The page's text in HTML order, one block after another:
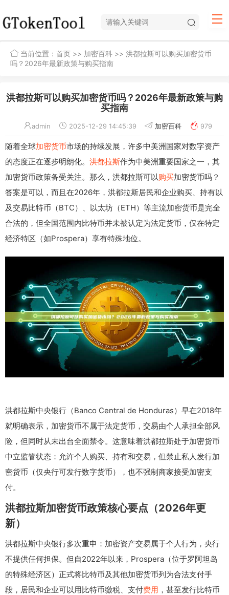
当前位置： 首页 >> 加密百科 >> 洪都拉斯可以购买加密货币
吗？2026年最新政策与购买指南
洪都拉斯可以购买加密货币吗？2026年最新政策与购
买指南
admin 2025-12-29 14:45:39 加密百科 979
随着全球加密货币市场的持续发展，许多中美洲国家对数字资产
的态度正在逐步明朗化。 洪都拉斯作为中美洲重要国家之一，其
加密货币政策备受关注。那么，洪都拉斯可以购买加密货币吗？
答案是可以，而且在2026年，洪都拉斯居民和企业购买、持有以
及交易比特币（BTC）、以太坊（ETH）等主流加密货币是完全
合法的，但全国范围内比特币并未被认定为法定货币，仅在特定
经济特区（如Prospera）享有特殊地位。
洪都拉斯中央银行（Banco Central de Honduras）早在2018年
就明确表示，加密货币不属于法定货币，交易由个人承担全部风
险，但同时从未出台全面禁令。这意味着洪都拉斯处于加密货币
中立监管状态：允许个人购买、持有和交易，但禁止私人发行加
密货币（仅央行可发行数字货币），也不强制商家接受加密支
付。
洪都拉斯加密货币政策核心要点（2026年更
新）
洪都拉斯中央银行多次重申：加密资产交易属于个人行为，央行
不提供任何担保。但自2022年以来，Prospera（位于罗阿坦岛
的特殊经济区）正式将比特币及其他加密货币列为合法支付手
段，居民和企业可以用比特币缴税、支付费用 ，甚至发行比特币